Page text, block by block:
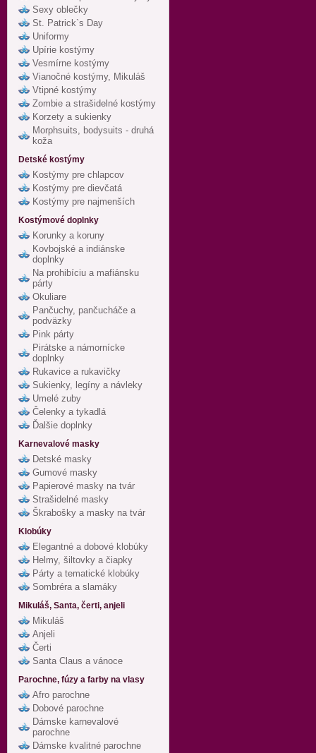
Sexy oblečky
St. Patrick`s Day
Uniformy
Upírie kostýmy
Vesmírne kostýmy
Vianočné kostýmy, Mikuláš
Vtipné kostýmy
Zombie a strašidelné kostýmy
Korzety a sukienky
Morphsuits, bodysuits - druhá
koža
Detské kostýmy
Kostýmy pre chlapcov
Kostýmy pre dievčatá
Kostýmy pre najmenších
Kostýmové doplnky
Korunky a koruny
Kovbojské a indiánske
doplnky
Na prohibíciu a mafiánsku
párty
Okuliare
Pančuchy, pančucháče a
podväzky
Pink párty
Pirátske a námornícke
doplnky
Rukavice a rukavičky
Sukienky, legíny a návleky
Umelé zuby
Čelenky a tykadlá
Ďalšie doplnky
Karnevalové masky
Detské masky
Gumové masky
Papierové masky na tvár
Strašidelné masky
Škrabošky a masky na tvár
Klobúky
Elegantné a dobové klobúky
Helmy, šiltovky a čiapky
Párty a tematické klobúky
Sombréra a slamáky
Mikuláš, Santa, čerti, anjeli
Mikuláš
Anjeli
Čerti
Santa Claus a vánoce
Parochne, fúzy a farby na vlasy
Afro parochne
Dobové parochne
Dámske karnevalové
parochne
Dámske kvalitné parochne